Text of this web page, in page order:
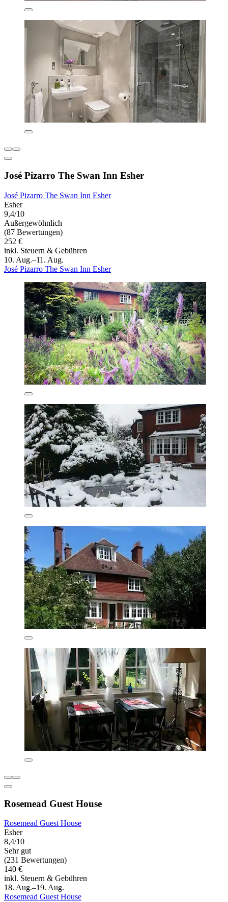
José Pizarro The Swan Inn Esher
José Pizarro The Swan Inn Esher
Esher
9,4/10
Außergewöhnlich
(87 Bewertungen)
252 €
inkl. Steuern & Gebühren
10. Aug.–11. Aug.
José Pizarro The Swan Inn Esher
Rosemead Guest House
Rosemead Guest House
Esher
8,4/10
Sehr gut
(231 Bewertungen)
140 €
inkl. Steuern & Gebühren
18. Aug.–19. Aug.
Rosemead Guest House